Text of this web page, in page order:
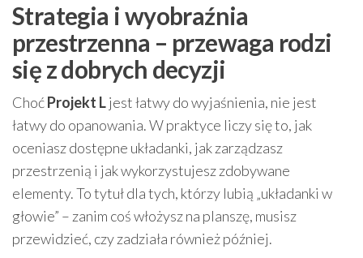
Strategia i wyobraźnia
przestrzenna – przewaga rodzi
się z dobrych decyzji
ChoćProjekt Ljest łatwy do wyjaśnienia, nie jest
łatwy do opanowania. W praktyce liczy się to, jak
oceniasz dostępne układanki, jak zarządzasz
przestrzenią i jak wykorzystujesz zdobywane
elementy. To tytuł dla tych, którzy lubią „układanki w
głowie” – zanim coś włożysz na planszę, musisz
przewidzieć, czy zadziała również później.